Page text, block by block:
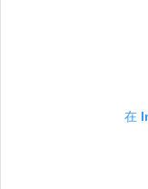
在